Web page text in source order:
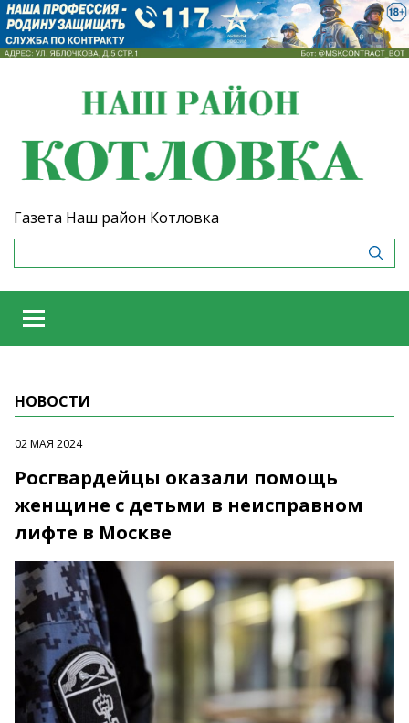
Газета Наш район Котловка
НОВОСТИ
02 МАЯ 2024
Росгвардейцы оказали помощь
женщине с детьми в неисправном
лифте в Москве